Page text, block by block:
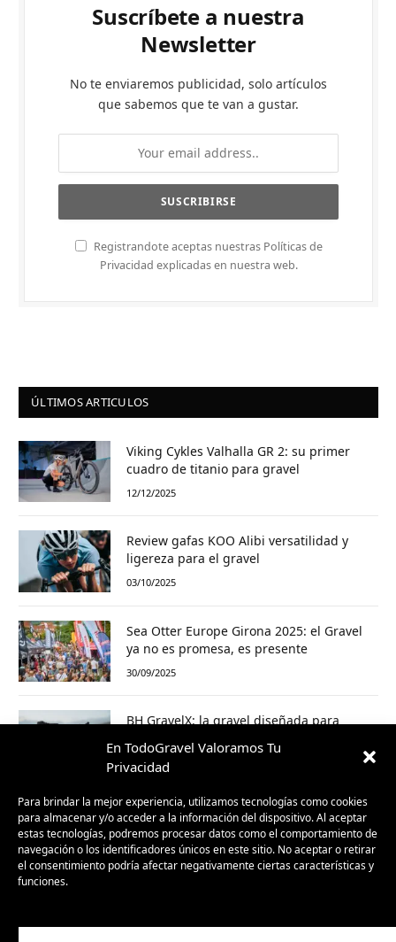
En TodoGravel Valoramos Tu
Privacidad
Para brindar la mejor experiencia, utilizamos tecnologías como cookies
para almacenar y/o acceder a la información del dispositivo. Al aceptar
estas tecnologías, podremos procesar datos como el comportamiento de
navegación o los identificadores únicos en este sitio. No aceptar o retirar
el consentimiento podría afectar negativamente ciertas características y
funciones.
Suscríbete a nuestra
Newsletter
No te enviaremos publicidad, solo artículos
que sabemos que te van a gustar.
Registrandote aceptas nuestras Políticas de
Privacidad explicadas en nuestra web.
ÚLTIMOS ARTICULOS
Viking Cykles Valhalla GR 2: su primer
cuadro de titanio para gravel
12/12/2025
Review gafas KOO Alibi versatilidad y
ligereza para el gravel
03/10/2025
Sea Otter Europe Girona 2025: el Gravel
ya no es promesa, es presente
30/09/2025
BH GravelX: la gravel diseñada para
23/09/2025